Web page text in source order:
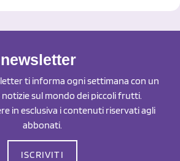
ti informa ogni settimana con un
sul mondo dei piccoli frutti.
in esclusiva i contenuti riservati agli
abbonati.
ISCRIVITI